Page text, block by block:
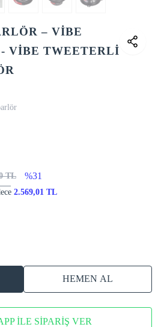
– VİBE
- VİBE TWEETERLİ
TL %31
2.569,01 TL
HEMEN AL
İLE SİPARİŞ VER